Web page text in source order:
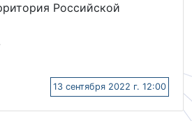
Российской
13 сентября 2022 г. 12:00